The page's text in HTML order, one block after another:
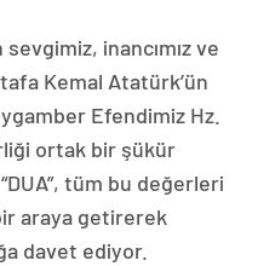
sevgimiz, inancımız ve
Kemal Atatürk’ün
Efendimiz Hz.
ortak bir şükür
tüm bu değerleri
araya getirerek
davet ediyor.